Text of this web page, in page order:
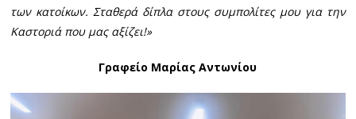
των κατοίκων. Σταθερά δίπλα στους συμπολίτες μου για την
Καστοριά που μας αξίζει!»
Γραφείο Μαρίας Αντωνίου